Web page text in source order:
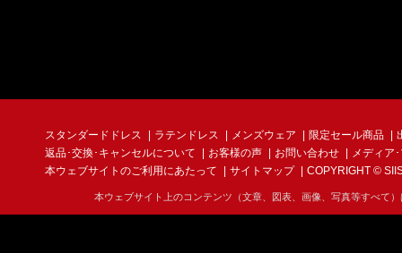
スタンダードドレス ラテンドレス メンズウェア 限定セール商品
返品･交換･キャンセルについて
お客様の声 お問い合わせ
メディア
本ウェブサイトのご利用にあたって
サイトマップ COPYRIGHT ©
本ウェブサイト上のコンテンツ（文章、図表、画像、写真等すべて